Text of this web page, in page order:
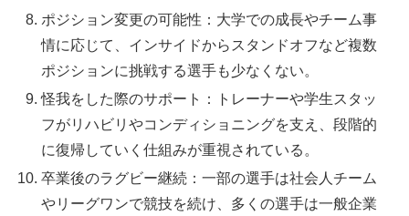
ポジション変更の可能性：大学での成長やチーム事
情に応じて、インサイドからスタンドオフなど複数
ポジションに挑戦する選手も少なくない。
怪我をした際のサポート：トレーナーや学生スタッ
フがリハビリやコンディショニングを支え、段階的
に復帰していく仕組みが重視されている。
卒業後のラグビー継続：一部の選手は社会人チーム
やリーグワンで競技を続け、多くの選手は一般企業